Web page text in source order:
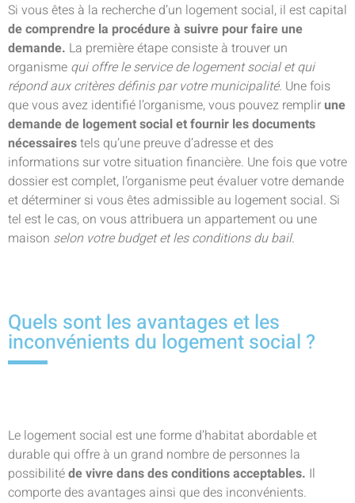
Si vous êtes à la recherche d’un logement social, il est capital
de comprendre la procédure à suivre pour faire une
demande. La première étape consiste à trouver un
organisme qui offre le service de logement social et qui
répond aux critères définis par votre municipalité. Une fois
que vous avez identifié l’organisme, vous pouvez remplirune
demande de logement social et fournir les documents
nécessairestels qu’une preuve d’adresse et des
informations sur votre situation financière. Une fois que votre
dossier est complet, l’organisme peut évaluer votre demande
et déterminer si vous êtes admissible au logement social. Si
tel est le cas, on vous attribuera un appartement ou une
maison selon votre budget et les conditions du bail.
Quels sont les avantages et les
inconvénients du logement social ?
Le logement social est une forme d’habitat abordable et
durable qui offre à un grand nombre de personnes la
possibilitéde vivre dans des conditions acceptables. Il
comporte des avantages ainsi que des inconvénients.